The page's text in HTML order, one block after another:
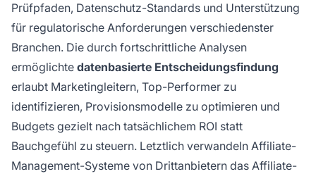
Prüfpfaden, Datenschutz-Standards und Unterstützung
für regulatorische Anforderungen verschiedenster
Branchen. Die durch fortschrittliche Analysen
ermöglichte datenbasierte Entscheidungsfindung
erlaubt Marketingleitern, Top-Performer zu
identifizieren, Provisionsmodelle zu optimieren und
Budgets gezielt nach tatsächlichem ROI statt
Bauchgefühl zu steuern. Letztlich verwandeln Affiliate-
Management-Systeme von Drittanbietern das Affiliate-